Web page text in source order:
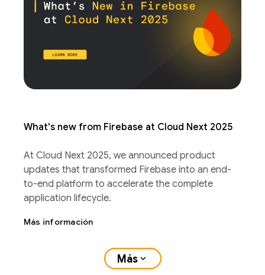
What's new from Firebase at Cloud Next 2025
At Cloud Next 2025, we announced product
updates that transformed Firebase into an end-
to-end platform to accelerate the complete
application lifecycle.
Más información
Másexpand_more